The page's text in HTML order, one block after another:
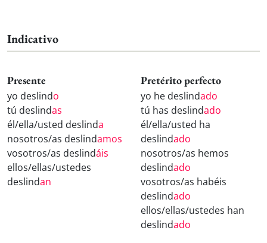
Indicativo
Presente
yo deslindo
tú deslindas
él/ella/usted deslinda
nosotros/as deslindamos
vosotros/as deslindáis
ellos/ellas/ustedes
deslindan
Pretérito perfecto
yo he deslindado
tú has deslindado
él/ella/usted ha
deslindado
nosotros/as hemos
deslindado
vosotros/as habéis
deslindado
ellos/ellas/ustedes han
deslindado